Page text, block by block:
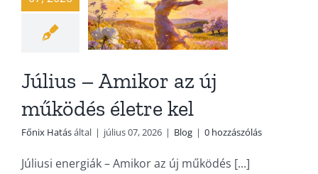
Július – Amikor az új
működés életre kel
Főnix Hatásáltal | július 07, 2026 | Blog | 0 hozzászólás
Júliusi energiák – Amikor az új működés [...]